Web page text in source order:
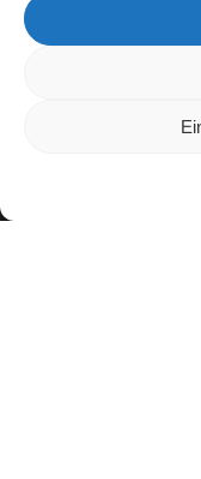
Wir verwenden
verwenden oder sie